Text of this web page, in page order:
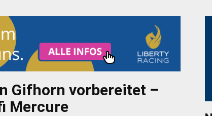
Gifhorn vorbereitet –
Mercure